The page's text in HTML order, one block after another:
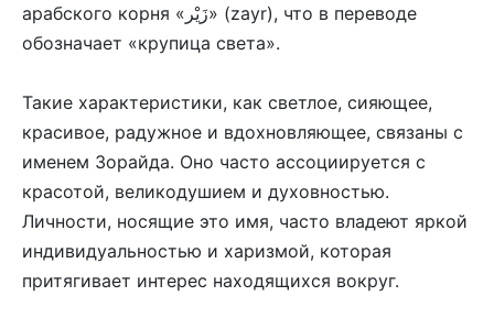
арабского корня «زَيْر» (zayr), что в переводе
обозначает «крупица света».
Такие характеристики, как светлое, сияющее,
красивое, радужное и вдохновляющее, связаны с
именем Зорайда. Оно часто ассоциируется с
красотой, великодушием и духовностью.
Личности, носящие это имя, часто владеют яркой
индивидуальностью и харизмой, которая
притягивает интерес находящихся вокруг.